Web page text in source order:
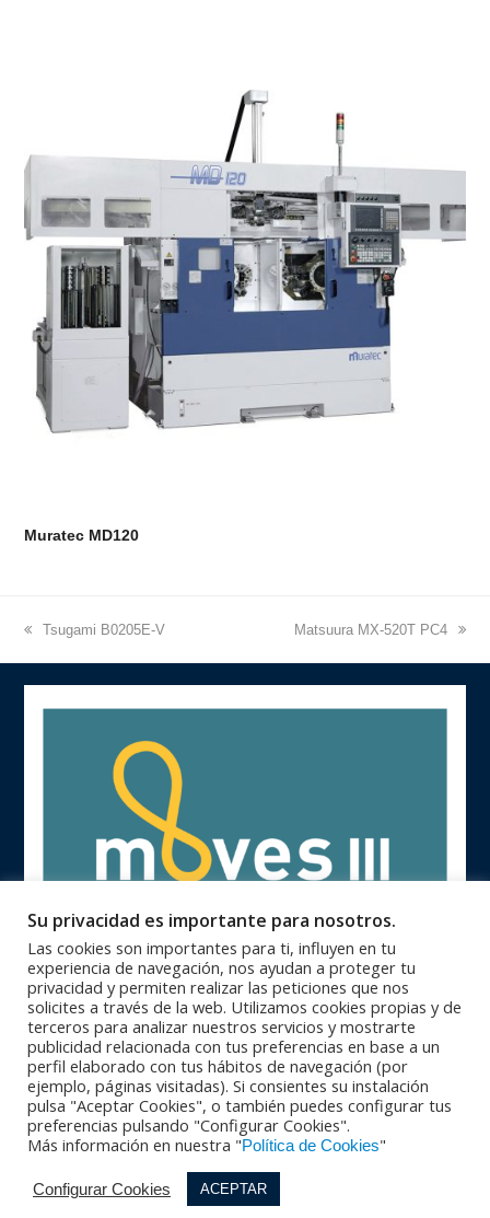
Muratec MD120
previous
Tsugami B0205E-V
next
Matsuura MX-520T PC4
Oficinas Centrales 93 846 62 28 |Zona Catalunya 93 840 71 25 |
Zona Centro 91 364 10 08 | Zona Norte 94 623 28 46 |
Zona Sur 95 564 26 92 |PORTUGAL
+351 229 42 65 33
privacidad |Política de calidad |Condiciones Generales de Venta |
Política de cookies|Política de Redes Sociales
Su privacidad es importante para nosotros.
Las cookies son importantes para ti, influyen en tu
experiencia de navegación, nos ayudan a proteger tu
privacidad y permiten realizar las peticiones que nos
solicites a través de la web. Utilizamos cookies propias y de
terceros para analizar nuestros servicios y mostrarte
publicidad relacionada con tus preferencias en base a un
perfil elaborado con tus hábitos de navegación (por
ejemplo, páginas visitadas). Si consientes su instalación
pulsa "Aceptar Cookies", o también puedes configurar tus
preferencias pulsando "Configurar Cookies".
Más información en nuestra "Política de Cookies"
Configurar Cookies ACEPTAR